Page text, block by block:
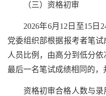
（三）资格初审
2026年6月12日至15日
党委组织部根据报考者笔
人员比例，由高分到低分
最后一名笔试成绩相同的，
资格初审合格人数与